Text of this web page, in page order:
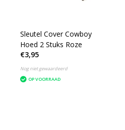
Sleutel Cover Cowboy
Hoed 2 Stuks Roze
€3,95
Nog niet gewaardeerd
OP VOORRAAD